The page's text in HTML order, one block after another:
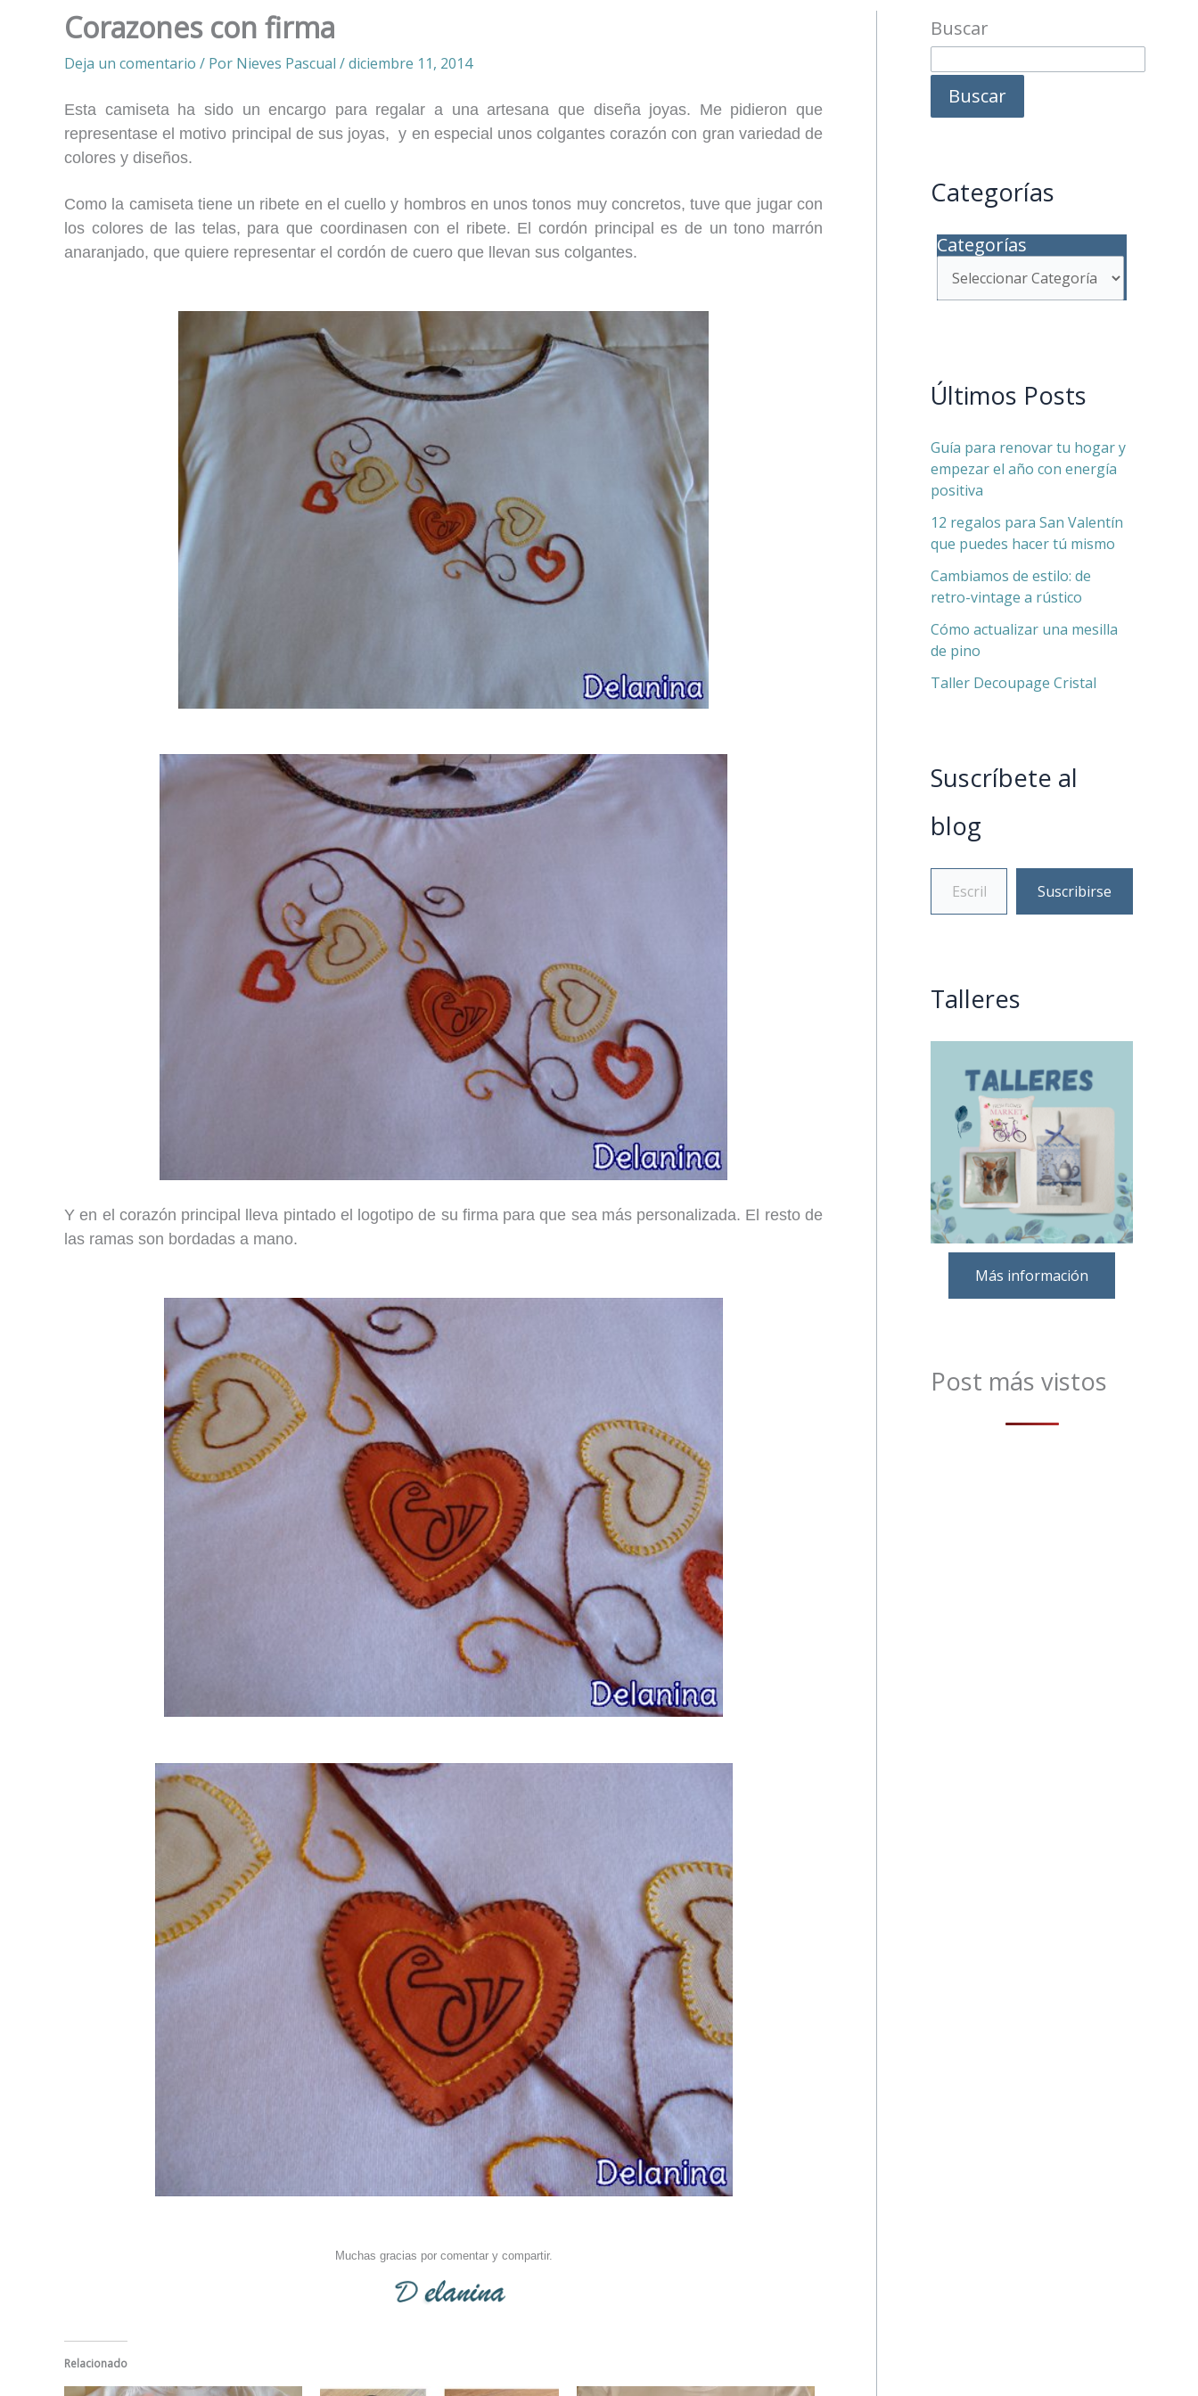
Corazones con firma
Deja un comentario / Por Nieves Pascual /diciembre 11, 2014
Esta camiseta ha sido un encargo para regalar a una artesana que diseña joyas. Me pidieron que
representase el motivo principal de sus joyas, y en especial unos colgantes corazón con gran variedad de
colores y diseños.
Como la camiseta tiene un ribete en el cuello y hombros en unos tonos muy concretos, tuve que jugar con
los colores de las telas, para que coordinasen con el ribete. El cordón principal es de un tono marrón
anaranjado, que quiere representar el cordón de cuero que llevan sus colgantes.
Y en el corazón principal lleva pintado el logotipo de su firma para que sea más personalizada. El resto de
las ramas son bordadas a mano.
Muchas gracias por comentar y compartir.
Relacionado
Buscar
Buscar
Categorías
Categorías
Últimos Posts
Guía para renovar tu hogar y
empezar el año con energía
positiva
12 regalos para San Valentín
que puedes hacer tú mismo
Cambiamos de estilo: de
retro-vintage a rústico
Cómo actualizar una mesilla
de pino
Taller Decoupage Cristal
Suscríbete al
blog
Suscribirse
Talleres
Más información
Post más vistos